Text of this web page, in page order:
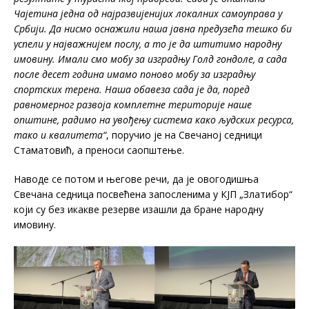
Чајетина једна од најразвијенијих локалних самоуправа у
Србији. Да нисмо оснажили наша јавна предузећа тешко би
успели у најважнијем послу, а то је да штитимо народну
имовину. Имали смо мобу за изградњу Голд гондоле, а сада
после десет година имамо поново мобу за изградњу
спортских терена. Наша обавеза сада је да, поред
равномерног развоја комплетне територије наше
општине, радимо на увођењу система како људских ресурса,
тако и квалитета“, поручио је на Свечаној седници
Стаматовић, а преноси саопштење.
Наводе се потом и његове речи, да је овогодишња
Свечана седница посвећена запосленима у КЈП „Златибор“
који су без икакве резерве изашли да бране народну
имовину.